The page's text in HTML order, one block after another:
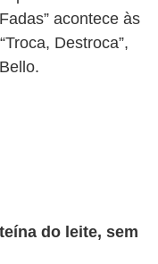
acontece às
Destroca”,
do leite, sem